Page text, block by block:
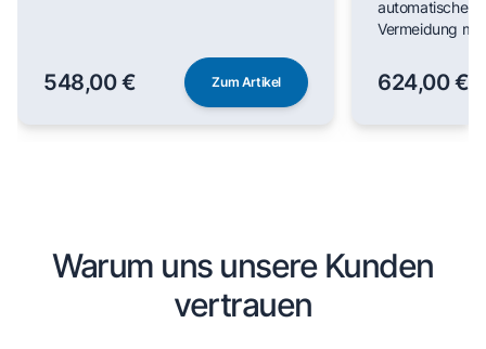
548,00 € Zum Artikel
automatischer
Vermeidung
624,00 €
Warum uns unsere Kunden
vertrauen